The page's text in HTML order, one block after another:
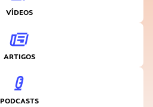
VÍDEOS
ARTIGOS
PODCASTS